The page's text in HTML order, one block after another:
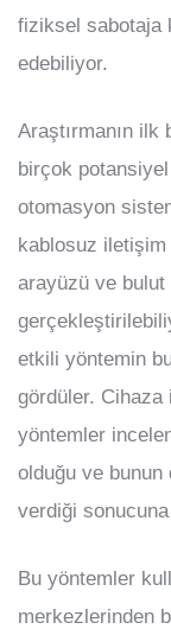
fiziksel sabotaja
edebiliyor.
Araştırmanın ilk
birçok
otomasyon
kablosuz
arayüzü ve bulut
etkili yöntemin
gördüler. Cihaza
yöntemler
olduğu ve bunun
verdiği sonucuna
Bu yöntemler
merkezlerinden